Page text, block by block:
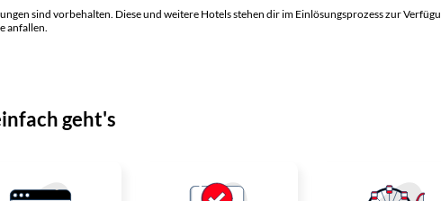
sind vorbehalten. Diese und weitere Hotels stehen dir im Einlösungsprozess zur
anfallen.
geht's